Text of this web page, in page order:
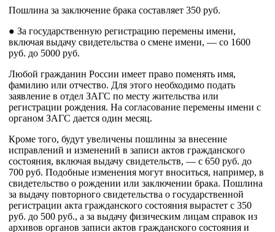
Пошлина за заключение брака составляет 350 руб.
● За государственную регистрацию перемены имени,
включая выдачу свидетельства о смене имени, — со 1600
руб. до 5000 руб.
Любой гражданин России имеет право поменять имя,
фамилию или отчество. Для этого необходимо подать
заявление в отдел ЗАГС по месту жительства или
регистрации рождения. На согласование перемены имени с
органом ЗАГС дается один месяц.
Кроме того, будут увеличены пошлины за внесение
исправлений и изменений в записи актов гражданского
состояния, включая выдачу свидетельств, — с 650 руб. до
700 руб. Подобные изменения могут вноситься, например, в
свидетельство о рождении или заключении брака. Пошлина
за выдачу повторного свидетельства о государственной
регистрации акта гражданского состояния вырастет с 350
руб. до 500 руб., а за выдачу физическим лицам справок из
архивов органов записи актов гражданского состояния и